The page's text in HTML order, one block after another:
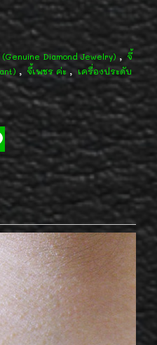
Diamond Jewelry) , จี้
, จี้เพชร ค่ะ , เครื่องประดับ